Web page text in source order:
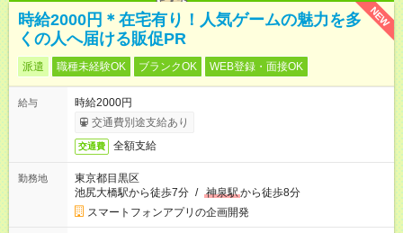
NEW
時給2000円＊在宅有り！人気ゲームの魅力を多
くの人へ届ける販促PR
派遣 職種未経験OK ブランクOK WEB登録・面接OK
給与
時給2000円
交通費別途支給あり
交通費 全額支給
勤務地
東京都目黒区
池尻大橋駅から徒歩7分 / 神泉駅から徒歩8分
スマートフォンアプリの企画開発